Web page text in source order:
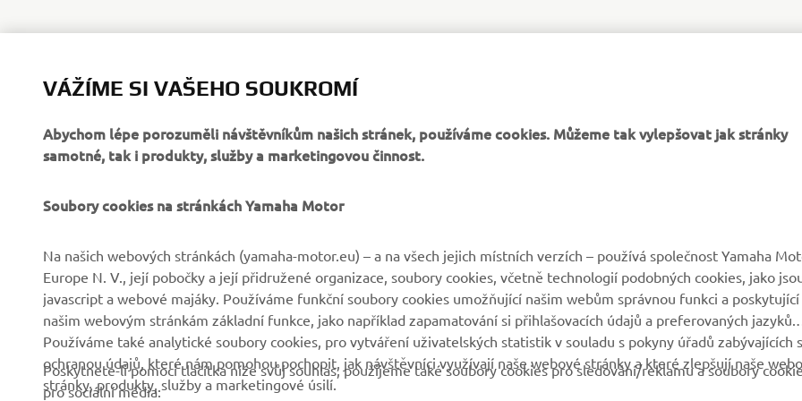
Společnost
Zprávy
Tisk
Systémy eBike
Státní orgány
Golfová hřiště
První respondenti
MyYamaha
Yamaha Music
Yamaha Racing
Katalog originálních
náhradních dílů
Rezervace servisní
prohlídky
VÁŽÍME SI VAŠEHO SOUKROMÍ
Abychom lépe porozuměli návštěvníkům našich stránek, používáme cookies. Můžeme tak vylepšovat jak stránky
samotné, tak i produkty, služby a marketingovou činnost.
Soubory cookies na stránkách Yamaha Motor
Na našich webových stránkách (yamaha-motor.eu) – a na všech jejich místních verzích – používá společnost Yamaha
Europe N. V., její pobočky a její přidružené organizace, soubory cookies, včetně technologií podobných cookies, jako
javascript a webové majáky. Používáme funkční soubory cookies umožňující našim webům správnou funkci a poskytující
našim webovým stránkám základní funkce, jako například zapamatování si přihlašovacích údajů a preferovaných jazyků.
Používáme také analytické soubory cookies, pro vytváření uživatelských statistik v souladu s pokyny úřadů zabývajících
ochranou údajů, které nám pomohou pochopit, jak návštěvníci využívají naše webové stránky a které zlepšují naše
stránky, produkty, služby a marketingové úsilí.
Poskytnete-li pomocí tlačítka níže svůj souhlas, použijeme také soubory cookies pro sledování/reklamu a soubory
pro sociální média: